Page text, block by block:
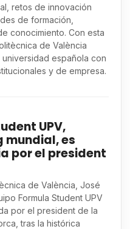
retos de innovación
de formación,
conocimiento. Con esta
de València
española con
y de empresa.
UPV,
mundial, es
por el president
de València, José
Formula Student UPV
por el president de la
tras la histórica